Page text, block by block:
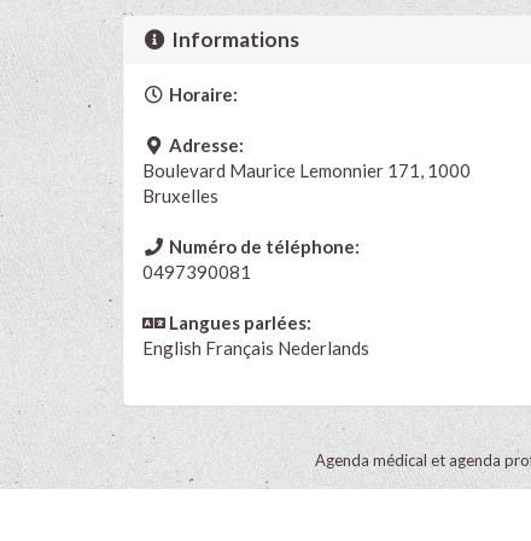
Informations
Horaire:
Adresse:
Boulevard Maurice Lemonnier 171, 1000
Bruxelles
Numéro de téléphone:
0497390081
Langues parlées:
English Français Nederlands
Agenda médical et agenda